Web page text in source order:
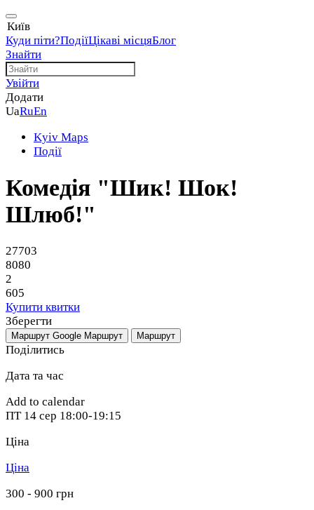
Київ
Куди піти?ПодіїЦікаві місцяБлог
Знайти
Увійти
Додати
UaRuEn
Kyiv Maps
Події
Комедія "Шик! Шок!
Шлюб!"
27703
8080
2
605
Купити квитки
Зберегти
Маршрут Google Маршрут Маршрут
Поділитись
Дата та час
Add to calendar
ПТ 14 сер 18:00-19:15
Ціна
Ціна
300 - 900 грн